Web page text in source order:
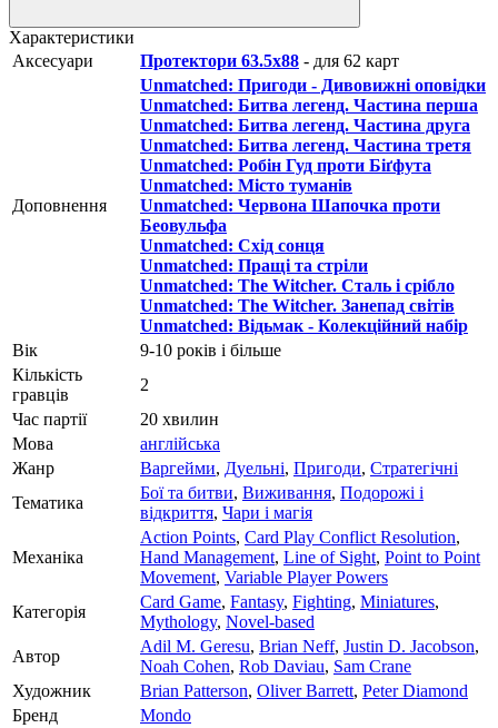
Характеристики
Аксесуари
Протектори 63.5x88 - для 62 карт
Доповнення
Unmatched: Пригоди - Дивовижні оповідки
Unmatched: Битва легенд. Частина перша
Unmatched: Битва легенд. Частина друга
Unmatched: Битва легенд. Частина третя
Unmatched: Робін Гуд проти Біґфута
Unmatched: Місто туманів
Unmatched: Червона Шапочка проти
Беовульфа
Unmatched: Схід сонця
Unmatched: Пращі та стріли
Unmatched: The Witcher. Сталь і срібло
Unmatched: The Witcher. Занепад світів
Unmatched: Відьмак - Колекційний набір
Вік
9-10 років і більше
Кількість
гравців
2
Час партії
20 хвилин
Мова
англійська
Жанр
Варгейми, Дуельні, Пригоди, Стратегічні
Тематика
Бої та битви, Виживання, Подорожі і
відкриття, Чари і магія
Механіка
Action Points, Card Play Conflict Resolution,
Hand Management, Line of Sight, Point to Point
Movement, Variable Player Powers
Категорія
Card Game, Fantasy, Fighting, Miniatures,
Mythology, Novel-based
Автор
Adil M. Geresu, Brian Neff, Justin D. Jacobson,
Noah Cohen, Rob Daviau, Sam Crane
Художник
Brian Patterson, Oliver Barrett, Peter Diamond
Бренд
Mondo